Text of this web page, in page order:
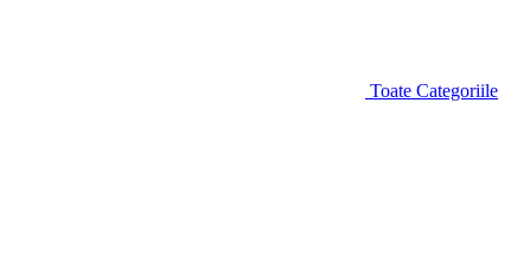
Toate Categoriile